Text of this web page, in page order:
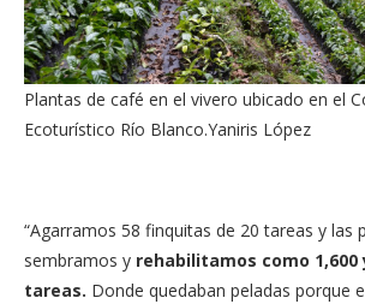
Plantas de café en el vivero ubicado en el
Ecoturístico Río Blanco.Yaniris López
“Agarramos 58 finquitas de 20 tareas y las
sembramos y rehabilitamos como 1,600
tareas. Donde quedaban peladas porque